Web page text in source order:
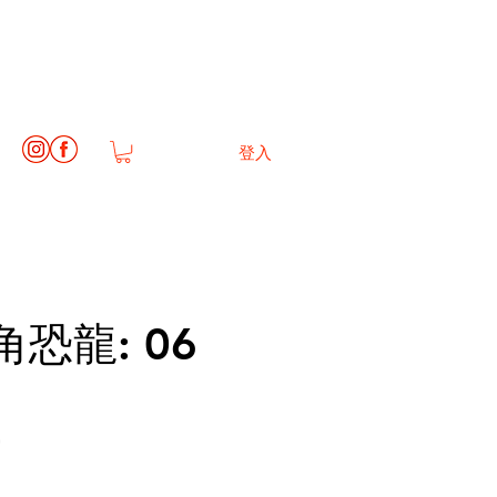
登入
恐龍: 06